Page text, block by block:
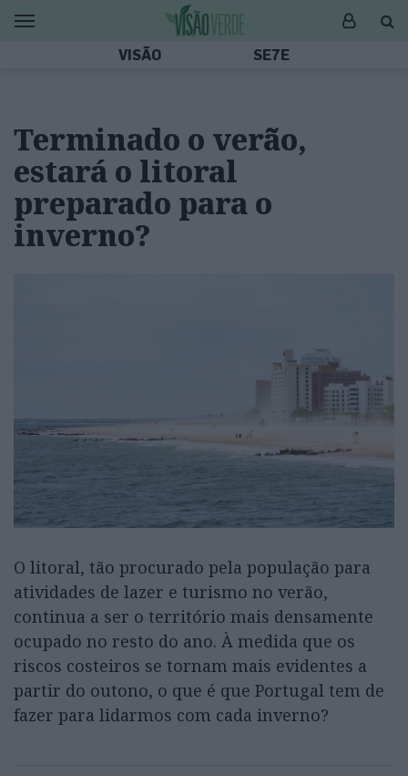
VISÃO SE7E
Terminado o verão,
estará o litoral
preparado para o
inverno?
O litoral, tão procurado pela população para
atividades de lazer e turismo no verão,
continua a ser o território mais densamente
ocupado no resto do ano. À medida que os
riscos costeiros se tornam mais evidentes a
partir do outono, o que é que Portugal tem de
fazer para lidarmos com cada inverno?